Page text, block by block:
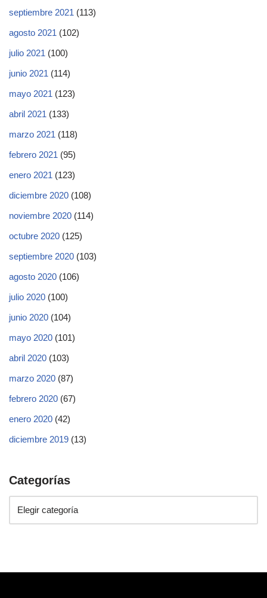
septiembre 2021 (113)
agosto 2021 (102)
julio 2021 (100)
junio 2021 (114)
mayo 2021 (123)
abril 2021 (133)
marzo 2021 (118)
febrero 2021 (95)
enero 2021 (123)
diciembre 2020 (108)
noviembre 2020 (114)
octubre 2020 (125)
septiembre 2020 (103)
agosto 2020 (106)
julio 2020 (100)
junio 2020 (104)
mayo 2020 (101)
abril 2020 (103)
marzo 2020 (87)
febrero 2020 (67)
enero 2020 (42)
diciembre 2019 (13)
Categorías